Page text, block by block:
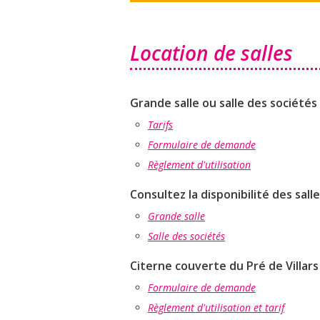
Location de salles
Grande salle ou salle des sociétés
Tarifs
Formulaire de demande
Règlement d'utilisation
Consultez la disponibilité des
Grande salle
Salle des sociétés
Citerne couverte du Pré de Villars
Formulaire de demande
Règlement d'utilisation et tarif